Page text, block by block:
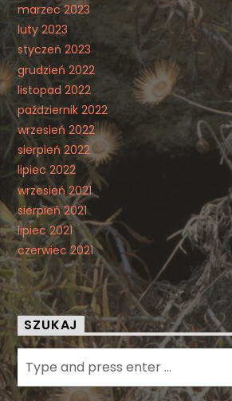
marzec 2023
luty 2023
styczeń 2023
grudzień 2022
listopad 2022
październik 2022
wrzesień 2022
sierpień 2022
lipiec 2022
wrzesień 2021
sierpień 2021
lipiec 2021
czerwiec 2021
SZUKAJ